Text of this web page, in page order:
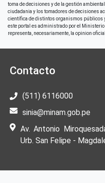
toma de decisiones y de la gestión
ciudadania y los tomadores de decisiones
científica de distintos organismos públicos
este portal es administrado por el
representa, necesariamente, la opinion
Contacto
(511) 6116000
sinia@minam.gob.pe
Av. Antonio
Urb. San Felipe -